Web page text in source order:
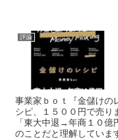
評論
事業家ｂｏｔ『金儲けの
シピ、１５００円で売り
「東大中退→年商１０億
のことだと理解していま